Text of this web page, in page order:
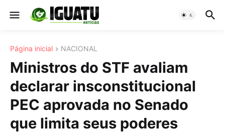
Página inicial NACIONAL
Ministros do STF avaliam
declarar insconstitucional
PEC aprovada no Senado
que limita seus poderes